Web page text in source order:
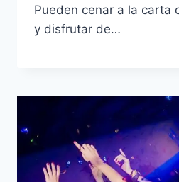
Pueden cenar a la carta
y disfrutar de…